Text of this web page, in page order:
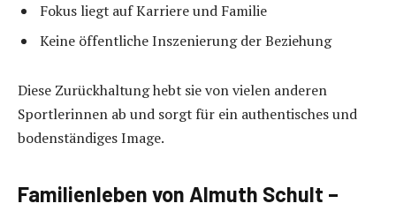
Fokus liegt auf Karriere und Familie
Keine öffentliche Inszenierung der Beziehung
Diese Zurückhaltung hebt sie von vielen anderen
Sportlerinnen ab und sorgt für ein authentisches und
bodenständiges Image.
Familienleben von Almuth Schult –